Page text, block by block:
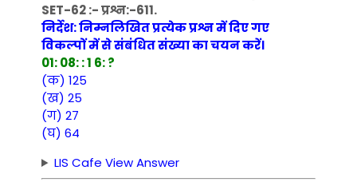
SET-62 :- प्रश्न:-611.
निर्देश: निम्नलिखित प्रत्येक प्रश्न में दिए गए
विकल्पों में से संबंधित संख्या का चयन करें।
01: 08: : 1 6: ?
(क) 125
(ख) 25
(ग) 27
(घ) 64
LIS Cafe View Answer